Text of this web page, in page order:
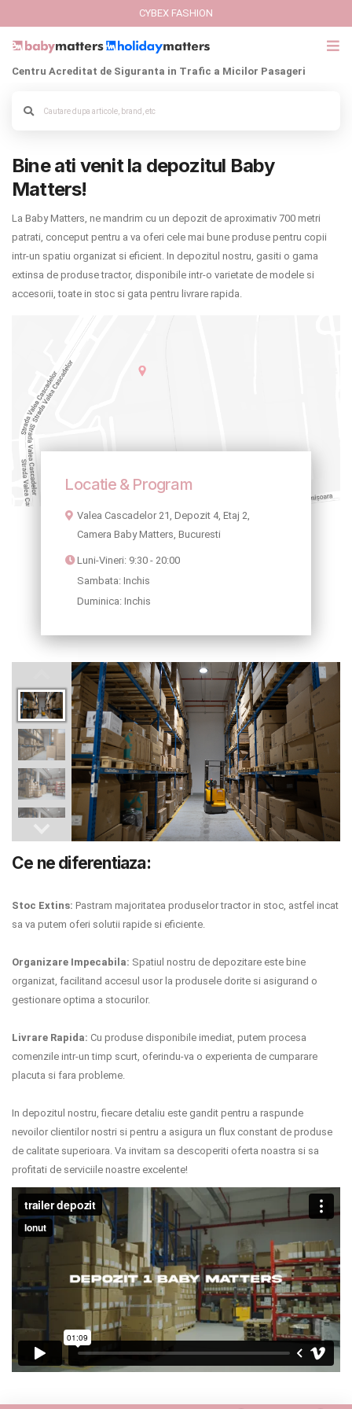
Italbaby Collections
CARUCIOARE COPII
SCAUNE AUTO
SCOICI AUTO
LA PLIMBARE
MARSUPII BEBELUSI
LEAGANE COPII
BALANSOARE COPII
BABY MONITORS
HRANIRE SI DIVERSIFICARE
CASA SI CURATENIE
INGRIJIRE PERSONALA
BAIE SI TOALETA
Informatii companie
Regulament giveaway
Depozit
Branduri
Termeni si conditii
Politica de confidentialitate
Politica de utilizare cookie-uri
Politica de livrare si retur
Formular de retur
Garantia produselor
Instalare scaune/scoici auto
ANPC
ANPC SAL
SOL
CYBEX FASHION
Centru Acreditat de Siguranta in Trafic a Micilor Pasageri
Bine ati venit la depozitul Baby
Matters!
La Baby Matters, ne mandrim cu un depozit de aproximativ 700 metri
patrati, conceput pentru a va oferi cele mai bune produse pentru copii
intr-un spatiu organizat si eficient. In depozitul nostru, gasiti o gama
extinsa de produse tractor, disponibile intr-o varietate de modele si
accesorii, toate in stoc si gata pentru livrare rapida.
Locatie & Program
Valea Cascadelor 21, Depozit 4, Etaj 2,
Camera Baby Matters, Bucuresti
Luni-Vineri: 9:30 - 20:00
Sambata: Inchis
Duminica: Inchis
Ce ne diferentiaza:
Stoc Extins: Pastram majoritatea produselor tractor in stoc, astfel incat
sa va putem oferi solutii rapide si eficiente.
Organizare Impecabila: Spatiul nostru de depozitare este bine
organizat, facilitand accesul usor la produsele dorite si asigurand o
gestionare optima a stocurilor.
Livrare Rapida: Cu produse disponibile imediat, putem procesa
comenzile intr-un timp scurt, oferindu-va o experienta de cumparare
placuta si fara probleme.
In depozitul nostru, fiecare detaliu este gandit pentru a raspunde
nevoilor clientilor nostri si pentru a asigura un flux constant de produse
de calitate superioara. Va invitam sa descoperiti oferta noastra si sa
profitati de serviciile noastre excelente!